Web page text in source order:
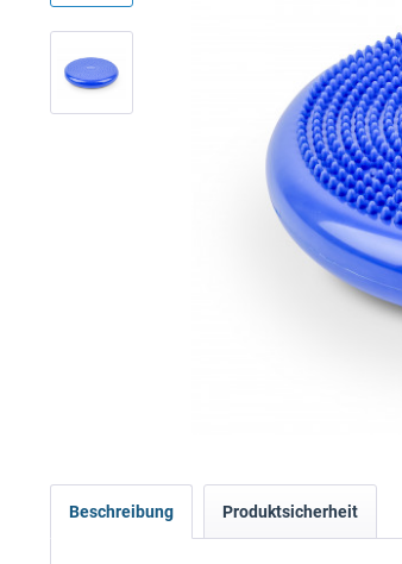
Beschreibung Produktsicherheit